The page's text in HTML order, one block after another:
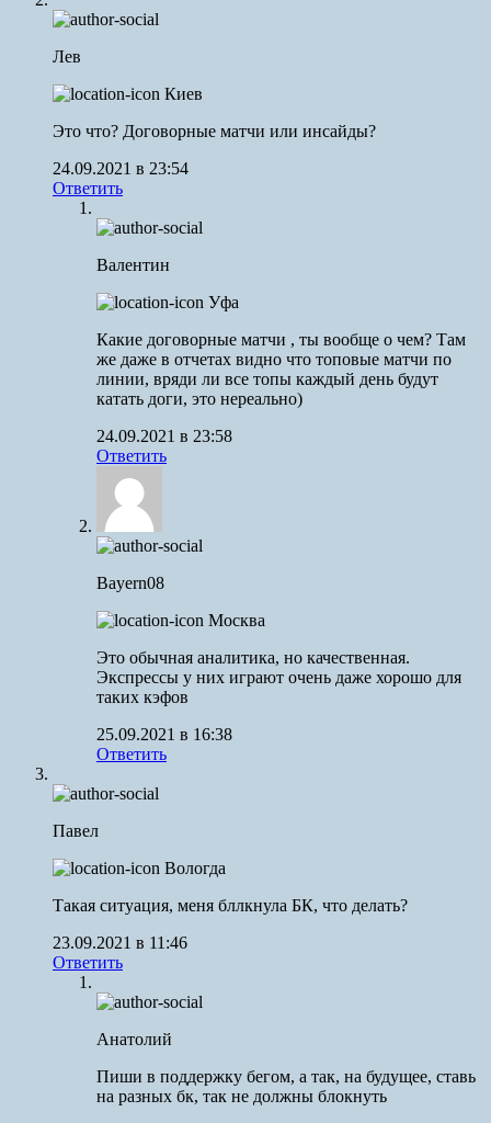
Лев
Киев
Это что? Договорные матчи или инсайды?
24.09.2021 в 23:54
Ответить
Валентин
Уфа
Какие договорные матчи , ты вообще о чем? Там
же даже в отчетах видно что топовые матчи по
линии, вряди ли все топы каждый день будут
катать доги, это нереально)
24.09.2021 в 23:58
Ответить
Bayern08
Москва
Это обычная аналитика, но качественная.
Экспрессы у них играют очень даже хорошо для
таких кэфов
25.09.2021 в 16:38
Ответить
Павел
Вологда
Такая ситуация, меня бллкнула БК, что делать?
23.09.2021 в 11:46
Ответить
Анатолий
Пиши в поддержку бегом, а так, на будущее, ставь
на разных бк, так не должны блокнуть